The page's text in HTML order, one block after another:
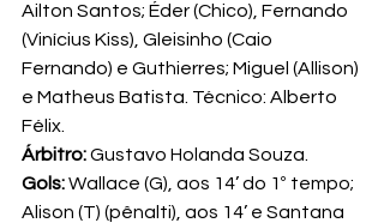
Ailton Santos; Éder (Chico), Fernando
(Vinícius Kiss), Gleisinho (Caio
Fernando) e Guthierres; Miguel (Allison)
e Matheus Batista. Técnico: Alberto
Félix.
Árbitro: Gustavo Holanda Souza.
Gols: Wallace (G), aos 14’ do 1º tempo;
Alison (T) (pênalti), aos 14’ e Santana